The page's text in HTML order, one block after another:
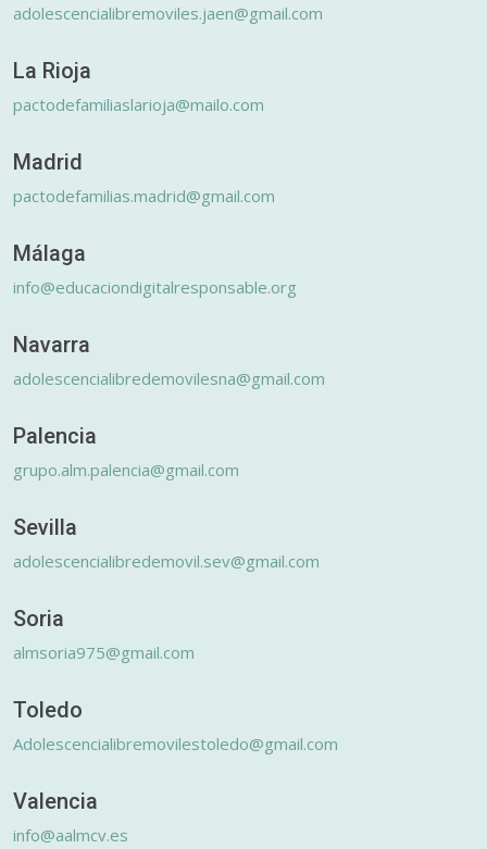
adolescencialibremoviles.jaen@gmail.com
La Rioja
pactodefamiliaslarioja@mailo.com
Madrid
pactodefamilias.madrid@gmail.com
Málaga
info@educaciondigitalresponsable.org
Navarra
adolescencialibredemovilesna@gmail.com
Palencia
grupo.alm.palencia@gmail.com
Sevilla
adolescencialibredemovil.sev@gmail.com
Soria
almsoria975@gmail.com
Toledo
Adolescencialibremovilestoledo@gmail.com
Valencia
info@aalmcv.es